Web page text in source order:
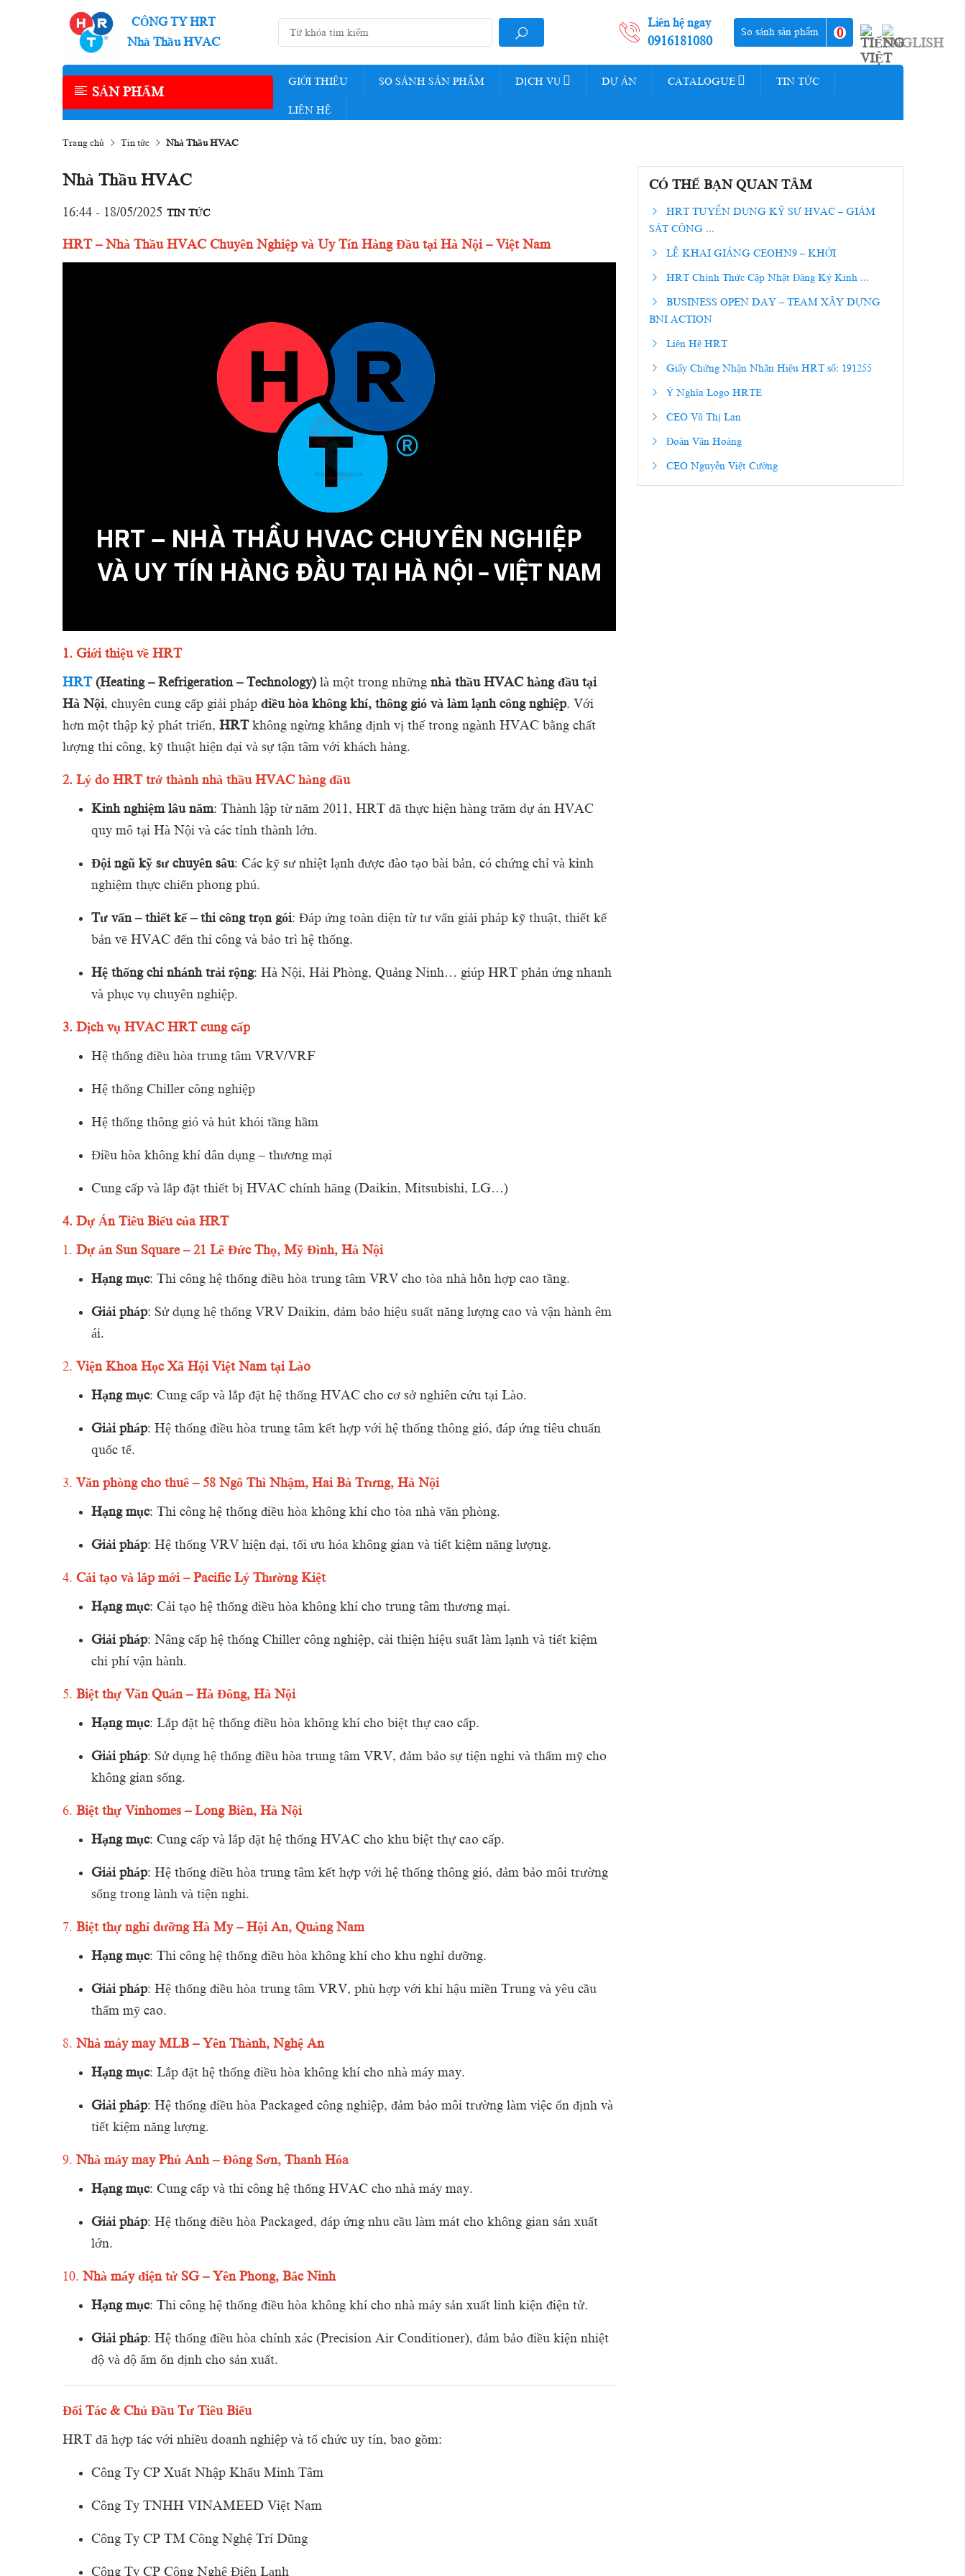
CÔNG TY HRT
Nhà Thầu HVAC
Liên hệ ngay
0916181080
So sánh sản phẩm 0
SẢN PHẨM
GIỚI THIỆU SO SÁNH SẢN PHẨM DỊCH VỤ DỰ ÁN CATALOGUE TIN TỨC
LIÊN HỆ
Trang chủ Tin tức Nhà Thầu HVAC
Nhà Thầu HVAC
16:44 - 18/05/2025 TIN TỨC
HRT – Nhà Thầu HVAC Chuyên Nghiệp và Uy Tín Hàng Đầu tại Hà Nội – Việt Nam
1. Giới thiệu về HRT
HRT (Heating – Refrigeration – Technology) là một trong những nhà thầu HVAC hàng đầu tại
Hà Nội, chuyên cung cấp giải pháp điều hòa không khí, thông gió và làm lạnh công nghiệp. Với
hơn một thập kỷ phát triển, HRT không ngừng khẳng định vị thế trong ngành HVAC bằng chất
lượng thi công, kỹ thuật hiện đại và sự tận tâm với khách hàng.
2. Lý do HRT trở thành nhà thầu HVAC hàng đầu
Kinh nghiệm lâu năm: Thành lập từ năm 2011, HRT đã thực hiện hàng trăm dự án HVAC
quy mô tại Hà Nội và các tỉnh thành lớn.
Đội ngũ kỹ sư chuyên sâu: Các kỹ sư nhiệt lạnh được đào tạo bài bản, có chứng chỉ và kinh
nghiệm thực chiến phong phú.
Tư vấn – thiết kế – thi công trọn gói: Đáp ứng toàn diện từ tư vấn giải pháp kỹ thuật, thiết kế
bản vẽ HVAC đến thi công và bảo trì hệ thống.
Hệ thống chi nhánh trải rộng: Hà Nội, Hải Phòng, Quảng Ninh… giúp HRT phản ứng nhanh
và phục vụ chuyên nghiệp.
3. Dịch vụ HVAC HRT cung cấp
Hệ thống điều hòa trung tâm VRV/VRF
Hệ thống Chiller công nghiệp
Hệ thống thông gió và hút khói tầng hầm
Điều hòa không khí dân dụng – thương mại
Cung cấp và lắp đặt thiết bị HVAC chính hãng (Daikin, Mitsubishi, LG…)
4. Dự Án Tiêu Biểu của HRT
1. Dự án Sun Square – 21 Lê Đức Thọ, Mỹ Đình, Hà Nội
Hạng mục: Thi công hệ thống điều hòa trung tâm VRV cho tòa nhà hỗn hợp cao tầng.
Giải pháp: Sử dụng hệ thống VRV Daikin, đảm bảo hiệu suất năng lượng cao và vận hành êm
ái.
2. Viện Khoa Học Xã Hội Việt Nam tại Lào
Hạng mục: Cung cấp và lắp đặt hệ thống HVAC cho cơ sở nghiên cứu tại Lào.
Giải pháp: Hệ thống điều hòa trung tâm kết hợp với hệ thống thông gió, đáp ứng tiêu chuẩn
quốc tế.
3. Văn phòng cho thuê – 58 Ngô Thì Nhậm, Hai Bà Trưng, Hà Nội
Hạng mục: Thi công hệ thống điều hòa không khí cho tòa nhà văn phòng.
Giải pháp: Hệ thống VRV hiện đại, tối ưu hóa không gian và tiết kiệm năng lượng.
4. Cải tạo và lắp mới – Pacific Lý Thường Kiệt
Hạng mục: Cải tạo hệ thống điều hòa không khí cho trung tâm thương mại.
Giải pháp: Nâng cấp hệ thống Chiller công nghiệp, cải thiện hiệu suất làm lạnh và tiết kiệm
chi phí vận hành.
5. Biệt thự Văn Quán – Hà Đông, Hà Nội
Hạng mục: Lắp đặt hệ thống điều hòa không khí cho biệt thự cao cấp.
Giải pháp: Sử dụng hệ thống điều hòa trung tâm VRV, đảm bảo sự tiện nghi và thẩm mỹ cho
không gian sống.
6. Biệt thự Vinhomes – Long Biên, Hà Nội
Hạng mục: Cung cấp và lắp đặt hệ thống HVAC cho khu biệt thự cao cấp.
Giải pháp: Hệ thống điều hòa trung tâm kết hợp với hệ thống thông gió, đảm bảo môi trường
sống trong lành và tiện nghi.
7. Biệt thự nghỉ dưỡng Hà My – Hội An, Quảng Nam
Hạng mục: Thi công hệ thống điều hòa không khí cho khu nghỉ dưỡng.
Giải pháp: Hệ thống điều hòa trung tâm VRV, phù hợp với khí hậu miền Trung và yêu cầu
thẩm mỹ cao.
8. Nhà máy may MLB – Yên Thành, Nghệ An
Hạng mục: Lắp đặt hệ thống điều hòa không khí cho nhà máy may.
Giải pháp: Hệ thống điều hòa Packaged công nghiệp, đảm bảo môi trường làm việc ổn định và
tiết kiệm năng lượng.
9. Nhà máy may Phú Anh – Đông Sơn, Thanh Hóa
Hạng mục: Cung cấp và thi công hệ thống HVAC cho nhà máy may.
Giải pháp: Hệ thống điều hòa Packaged, đáp ứng nhu cầu làm mát cho không gian sản xuất
lớn.
10. Nhà máy điện tử SG – Yên Phong, Bắc Ninh
Hạng mục: Thi công hệ thống điều hòa không khí cho nhà máy sản xuất linh kiện điện tử.
Giải pháp: Hệ thống điều hòa chính xác (Precision Air Conditioner), đảm bảo điều kiện nhiệt
độ và độ ẩm ổn định cho sản xuất.
Đối Tác & Chủ Đầu Tư Tiêu Biểu
HRT đã hợp tác với nhiều doanh nghiệp và tổ chức uy tín, bao gồm:
Công Ty CP Xuất Nhập Khẩu Minh Tâm
Công Ty TNHH VINAMEED Việt Nam
Công Ty CP TM Công Nghệ Trí Dũng
Công Ty CP Công Nghệ Điện Lạnh
CÓ THỂ BẠN QUAN TÂM
HRT TUYỂN DỤNG KỸ SƯ HVAC – GIÁM
SÁT CÔNG ...
LỄ KHAI GIẢNG CEOHN9 – KHỞI
HRT Chính Thức Cập Nhật Đăng Ký Kinh ...
BUSINESS OPEN DAY – TEAM XÂY DỰNG
BNI ACTION
Liên Hệ HRT
Giấy Chứng Nhận Nhãn Hiệu HRT số: 191255
Ý Nghĩa Logo HRTE
CEO Vũ Thị Lan
Đoàn Văn Hoàng
CEO Nguyễn Việt Cường